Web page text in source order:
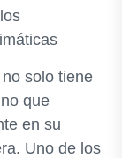
solo tiene
que
en su
Uno de los